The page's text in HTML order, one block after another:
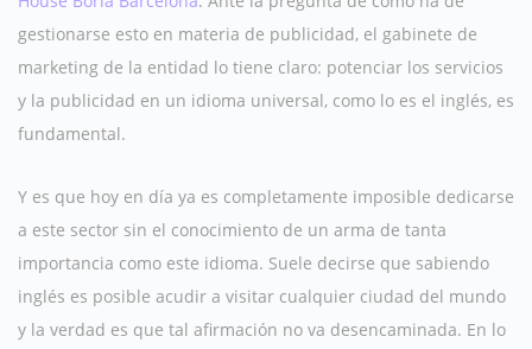
gestionarse esto en materia de publicidad, el gabinete de
marketing de la entidad lo tiene claro: potenciar los servicios
y la publicidad en un idioma universal, como lo es el inglés, es
fundamental.
Y es que hoy en día ya es completamente imposible dedicarse
a este sector sin el conocimiento de un arma de tanta
importancia como este idioma. Suele decirse que sabiendo
inglés es posible acudir a visitar cualquier ciudad del mundo
y la verdad es que tal afirmación no va desencaminada. En lo